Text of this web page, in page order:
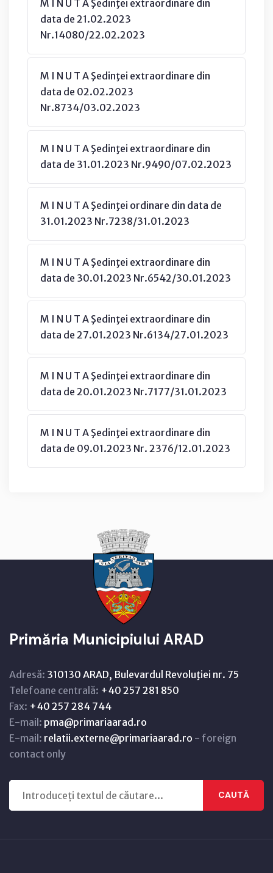
M I N U T A Şedinţei extraordinare din
data de 21.02.2023
Nr.14080/22.02.2023
M I N U T A Şedinţei extraordinare din
data de 02.02.2023
Nr.8734/03.02.2023
M I N U T A Şedinţei extraordinare din
data de 31.01.2023 Nr.9490/07.02.2023
M I N U T A Şedinţei ordinare din data de
31.01.2023 Nr.7238/31.01.2023
M I N U T A Şedinţei extraordinare din
data de 30.01.2023 Nr.6542/30.01.2023
M I N U T A Şedinţei extraordinare din
data de 27.01.2023 Nr.6134/27.01.2023
M I N U T A Şedinţei extraordinare din
data de 20.01.2023 Nr.7177/31.01.2023
M I N U T A Şedinţei extraordinare din
data de 09.01.2023 Nr. 2376/12.01.2023
Primăria Municipiului ARAD
Adresă: 310130 ARAD, Bulevardul Revoluţiei nr. 75
Telefoane centrală: +40 257 281 850
Fax: +40 257 284 744
E-mail: pma@primariaarad.ro
E-mail: relatii.externe@primariaarad.ro - foreign
contact only
CAUTĂ